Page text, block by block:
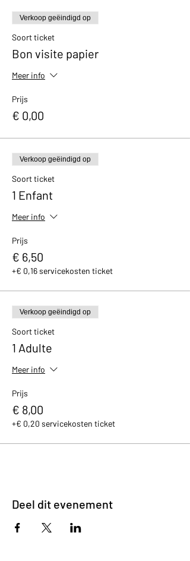
Verkoop geëindigd op
Soort ticket
Bon visite papier
Meer info
Prijs
€ 0,00
Verkoop geëindigd op
Soort ticket
1 Enfant
Meer info
Prijs
€ 6,50
+€ 0,16 servicekosten ticket
Verkoop geëindigd op
Soort ticket
1 Adulte
Meer info
Prijs
€ 8,00
+€ 0,20 servicekosten ticket
Deel dit evenement